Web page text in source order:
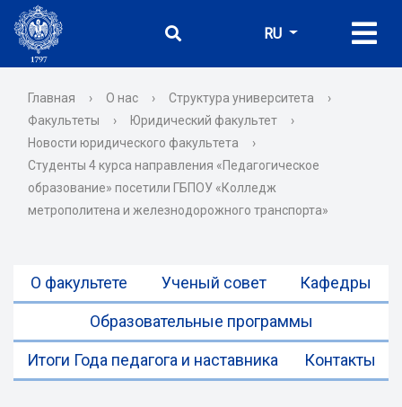
RU
Главная › О нас › Структура университета
›
Факультеты
› Юридический факультет
›
Новости юридического факультета
›
Студенты 4 курса направления «Педагогическое
образование» посетили ГБПОУ «Колледж
метрополитена и железнодорожного транспорта»
О факультете Ученый совет Кафедры
Образовательные программы
Итоги Года педагога и наставника Контакты